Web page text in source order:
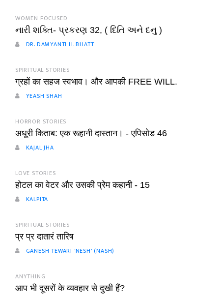
WOMEN FOCUSED
નારી શક્તિ- પ્રકરણ 32, ( દિતિ અને દનુ )
DR. DAMYANTI H. BHATT
SPIRITUAL STORIES
ग्रहों का सहज स्वभाव। और आपकी FREE WILL.
YEASH SHAH
HORROR STORIES
अधूरी किताब: एक रूहानी दास्तान। - एपिसोड 46
KAJAL JHA
LOVE STORIES
होटल का वेटर और उसकी प्रेम कहानी - 15
KALPITA
SPIRITUAL STORIES
प्र प्र दातारं तारिष
GANESH TEWARI 'NESH' (NASH)
ANYTHING
आप भी दूसरों के व्यवहार से दुखी हैं?